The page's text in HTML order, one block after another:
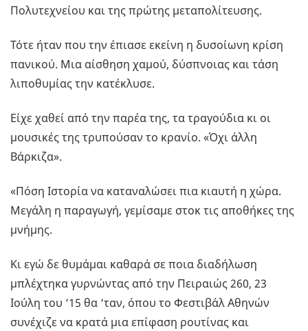
Πολυτεχνείου και της πρώτης μεταπολίτευσης.
Τότε ήταν που την έπιασε εκείνη η δυσοίωνη κρίση
πανικού. Μια αίσθηση χαμού, δύσπνοιας και τάση
λιποθυμίας την κατέκλυσε.
Είχε χαθεί από την παρέα της, τα τραγούδια κι οι
μουσικές της τρυπούσαν το κρανίο. «Όχι άλλη
Βάρκιζα».
«Πόση Ιστορία να καταναλώσει πια κιαυτή η χώρα.
Μεγάλη η παραγωγή, γεμίσαμε στοκ τις αποθήκες της
μνήμης.
Κι εγώ δε θυμάμαι καθαρά σε ποια διαδήλωση
μπλέχτηκα γυρνώντας από την Πειραιώς 260, 23
Ιούλη του ‘15 θα ‘ταν, όπου το Φεστιβάλ Αθηνών
συνέχιζε να κρατά μια επίφαση ρουτίνας και